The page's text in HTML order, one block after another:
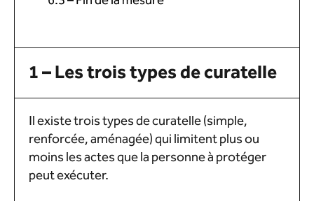
1 – Les trois types de curatelle
Il existe trois types de curatelle (simple,
renforcée, aménagée) qui limitent plus ou
moins les actes que la personne à protéger
peut exécuter.